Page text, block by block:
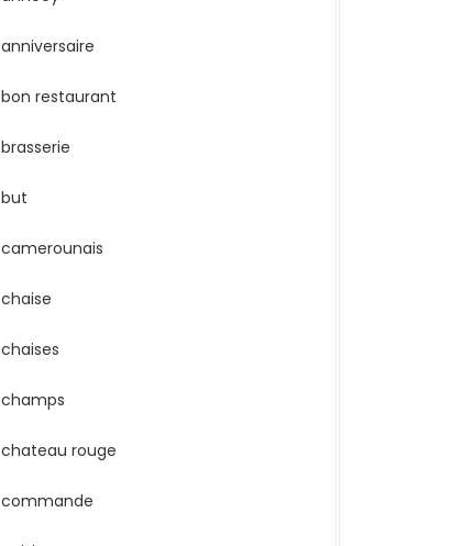
anniversaire
bon restaurant
brasserie
but
camerounais
chaise
chaises
champs
chateau rouge
commande